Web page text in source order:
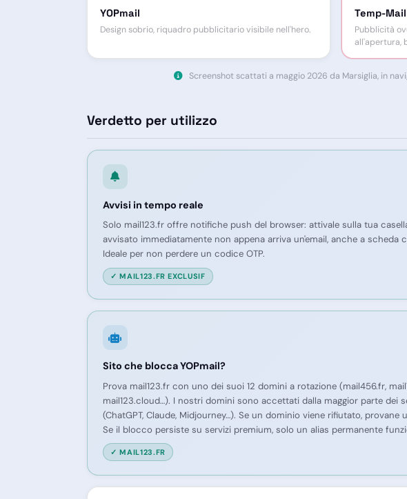
YOPmail
Design sobrio, riquadro pubblicitario visibile nell'hero.
Temp-Mail
Pubblicità
all'apertura,
Screenshot scattati a maggio 2026 da Marsiglia, in
Verdetto per utilizzo
Avvisi in tempo reale
Solo mail123.fr offre notifiche push del browser: attivale sulla tua
avvisato immediatamente non appena arriva un'email, anche a scheda
Ideale per non perdere un codice OTP.
✓ MAIL123.FR EXCLUSIF
Sito che blocca YOPmail?
Prova mail123.fr con uno dei suoi 12 domini a rotazione (mail456.fr,
mail123.cloud…). I nostri domini sono accettati dalla maggior parte dei
(ChatGPT, Claude, Midjourney…). Se un dominio viene rifiutato, provane
Se il blocco persiste su servizi premium, solo un alias permanente
✓ MAIL123.FR